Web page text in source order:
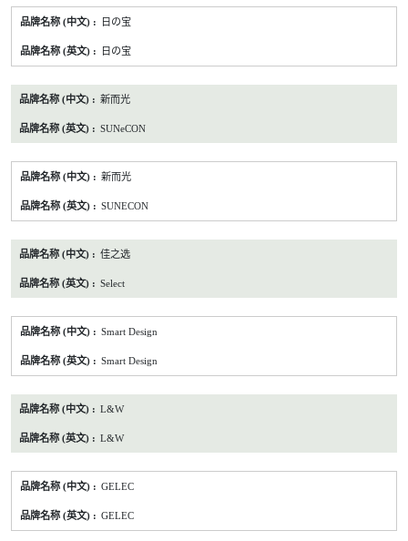
日の宝
日の宝
新而光
SUNeCON
新而光
SUNECON
佳之选
Select
Smart Design
Smart Design
L&W
L&W
GELEC
GELEC